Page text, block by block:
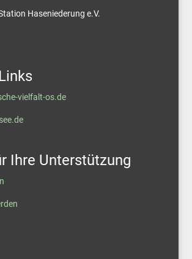
Haseniederung e.V.
vielfalt-os.de
Ihre Unterstützung